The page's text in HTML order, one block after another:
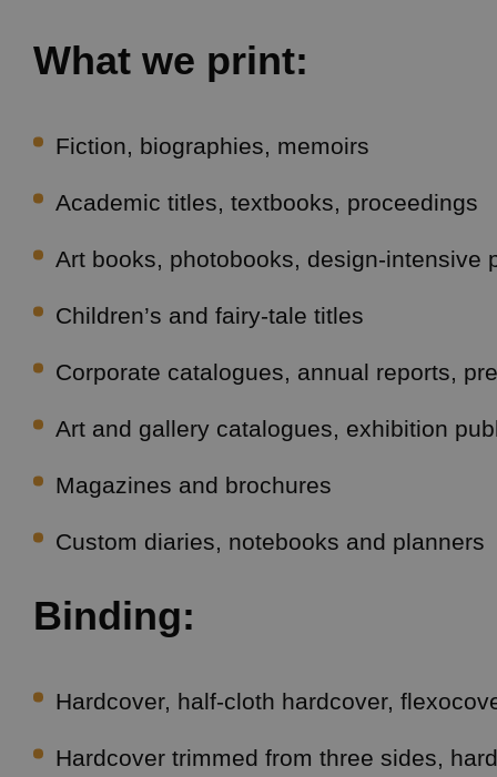
What we print:
Fiction, biographies, memoirs
Academic titles, textbooks, proceedings
Art books, photobooks, design-intensive
Children’s and fairy-tale titles
Corporate catalogues, annual reports,
Art and gallery catalogues, exhibition
Magazines and brochures
Custom diaries, notebooks and planners
Binding:
Hardcover, half-cloth hardcover,
Hardcover trimmed from three sides,